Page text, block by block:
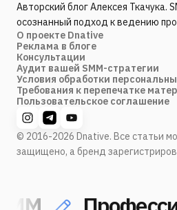
Авторский блог Алексея Ткачука.
осознанный подход к ведению
О проекте Dnative
Реклама в блоге
Консультации
Аудит вашей SMM-стратегии
Условия обработки
Требования к перепечатке
Пользовательское соглашение
© 2016-2026 Dnative. Все статьи
защищено, а бренд